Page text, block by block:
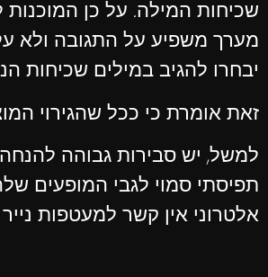
שכיחות המילה. על כן המוכנות
מערך משפיע על התגובה ולא
יבחרו להגיב במילים שכיחות
זאת אומרת כי ככל שהגירוי
למשל, יש סבירות גבוהה
תפיסתי סמוי לגבי המופעים
אלטרוני אין קשר למעטפות